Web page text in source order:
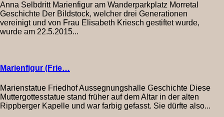
Anna Selbdritt Marienfigur am Wanderparkplatz Morretal
Geschichte Der Bildstock, welcher drei Generationen
vereinigt und von Frau Elisabeth Kriesch gestiftet wurde,
wurde am 22.5.2015...
Marienfigur (Frie…
Marienstatue Friedhof Aussegnungshalle Geschichte Diese
Muttergottesstatue stand früher auf dem Altar in der alten
Rippberger Kapelle und war farbig gefasst. Sie dürfte also...